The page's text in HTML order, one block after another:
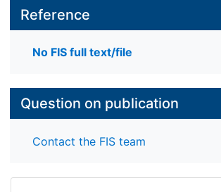
Reference
No FIS full text/file
Question on publication
Contact the FIS team